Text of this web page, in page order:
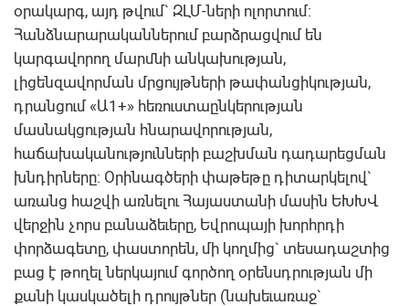
օրակարգ, այդ թվում` ԶԼՄ-ների ոլորտում:
Հանձնարարականներում բարձրացվում են
կարգավորող մարմնի անկախության,
լիցենզավորման մրցույթների թափանցիկության,
դրանցում «Ա1+» հեռուստաընկերության
մասնակցության հնարավորության,
հաճախականությունների բաշխման դադարեցման
խնդիրները: Օրինագծերի փաթեթը դիտարկելով`
առանց հաշվի առնելու Հայաստանի մասին ԵԽԽՎ
վերջին չորս բանաձեւերը, Եվրոպայի խորհրդի
փորձագետը, փաստորեն, մի կողմից` տեսադաշտից
բաց է թողել ներկայում գործող օրենսդրության մի
քանի կասկածելի դրույթներ (նախեւառաջ`